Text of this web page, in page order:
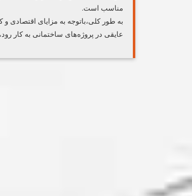
مناسب است.
به طور کلی،باتوجه به مزایای اقتصادی
عایقی در پروژه‌های ساختمانی به کار